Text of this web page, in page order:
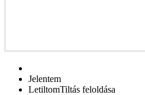
Jelentem
LetiltomTiltás feloldása